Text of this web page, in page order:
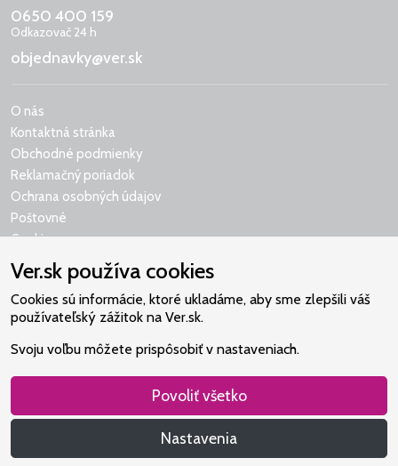
0650 400 159
Odkazovač 24 h
objednavky@ver.sk
O nás
Kontaktná stránka
Obchodné podmienky
Reklamačný poriadok
Ochrana osobných údajov
Poštovné
Cookies
Podporujeme aktivity spoločenstva,
ktoré pomáha nájsť vzťah s Bohom.
Všetky práva vyhradené: Christian Project Support, s.r.o.
Ver.sk používa cookies
Cookies sú informácie, ktoré ukladáme, aby sme zlepšili váš
používateľský zážitok na Ver.sk.
Svoju voľbu môžete prispôsobiť v nastaveniach.
Povoliť všetko
Nastavenia